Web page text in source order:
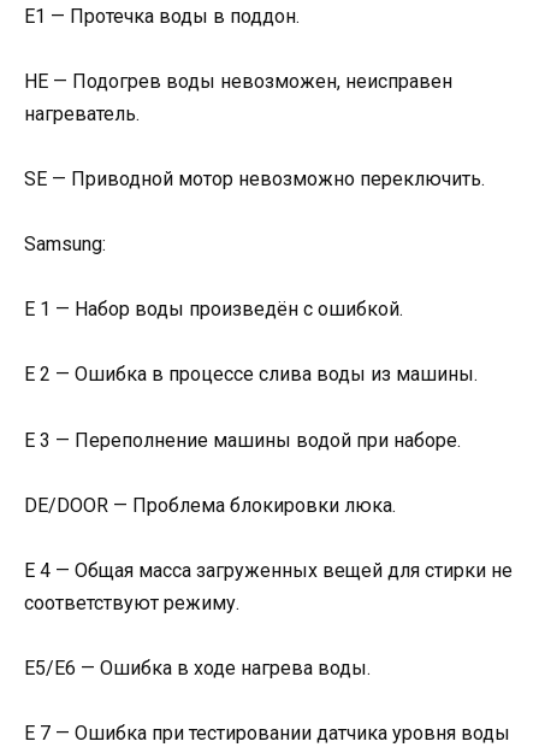
E1 — Протечка воды в поддон.
HE — Подогрев воды невозможен, неисправен
нагреватель.
SE — Приводной мотор невозможно переключить.
Samsung:
Е 1 — Набор воды произведён с ошибкой.
Е 2 — Ошибка в процессе слива воды из машины.
Е 3 — Переполнение машины водой при наборе.
DE/DOOR — Проблема блокировки люка.
E 4 — Общая масса загруженных вещей для стирки не
соответствуют режиму.
E5/E6 — Ошибка в ходе нагрева воды.
E 7 — Ошибка при тестировании датчика уровня воды